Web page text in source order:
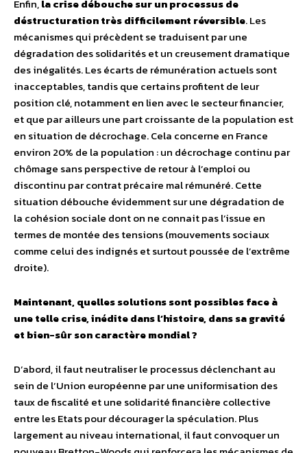
Enfin,la crise débouche sur un processus de
déstructuration très difficilement réversible. Les
mécanismes qui précèdent se traduisent par une
dégradation des solidarités et un creusement dramatique
des inégalités. Les écarts de rémunération actuels sont
inacceptables, tandis que certains profitent de leur
position clé, notamment en lien avec le secteur financier,
et que par ailleurs une part croissante de la population est
en situation de décrochage. Cela concerne en France
environ 20% de la population : un décrochage continu par
chômage sans perspective de retour à l’emploi ou
discontinu par contrat précaire mal rémunéré. Cette
situation débouche évidemment sur une dégradation de
la cohésion sociale dont on ne connait pas l’issue en
termes de montée des tensions (mouvements sociaux
comme celui des indignés et surtout poussée de l’extrême
droite).
Maintenant, quelles solutions sont possibles face à
une telle crise, inédite dans l’histoire, dans sa gravité
et bien-sûr son caractère mondial ?
D’abord, il faut neutraliser le processus déclenchant au
sein de l’Union européenne par une uniformisation des
taux de fiscalité et une solidarité financière collective
entre les Etats pour décourager la spéculation. Plus
largement au niveau international, il faut convoquer un